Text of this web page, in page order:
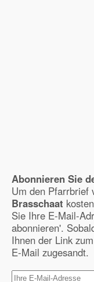
Abonnieren Sie
Um den Pfarrbrief
Brasschaat
Sie Ihre E-Mail-
abonnieren'.
Ihnen der Link
E-Mail zugesandt.